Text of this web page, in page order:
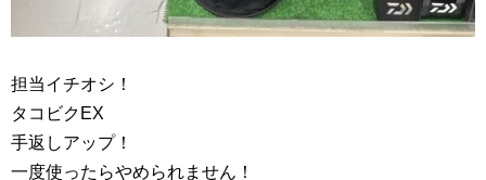
担当イチオシ！
タコビクEX
手返しアップ！
一度使ったらやめられません！